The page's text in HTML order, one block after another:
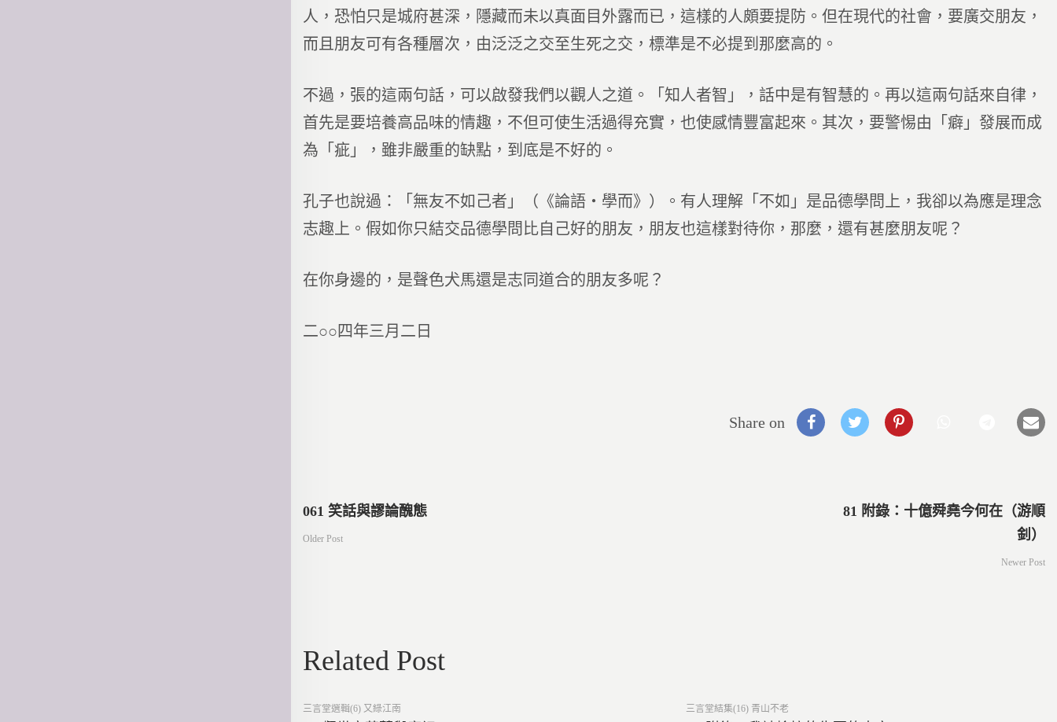
人，恐怕只是城府甚深，隱藏而未以真面目外露而已，這樣的人頗要提防。但在現代的社會，要廣交朋友，
而且朋友可有各種層次，由泛泛之交至生死之交，標準是不必提到那麼高的。
不過，張的這兩句話，可以啟發我們以觀人之道。「知人者智」，話中是有智慧的。再以這兩句話來自律，
首先是要培養高品味的情趣，不但可使生活過得充實，也使感情豐富起來。其次，要警惕由「癖」發展而成
為「疵」，雖非嚴重的缺點，到底是不好的。
孔子也說過：「無友不如己者」（《論語‧學而》）。有人理解「不如」是品德學問上，我卻以為應是理念
志趣上。假如你只結交品德學問比自己好的朋友，朋友也這樣對待你，那麼，還有甚麼朋友呢？
在你身邊的，是聲色犬馬還是志同道合的朋友多呢？
二○○四年三月二日
Share on
文
覽
061 笑話與謬論醜態
Older Post
81 附錄：十億舜堯今何在（游順
釗）
Newer Post
Related Post
Posted
三言堂選輯(6) 又綠江南
Posted
三言堂結集(16) 青山不老